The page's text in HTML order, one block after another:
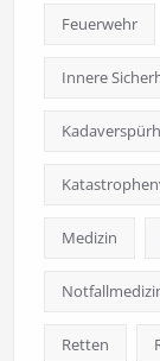
Feuerwehr
Innere
Medizin
Retten